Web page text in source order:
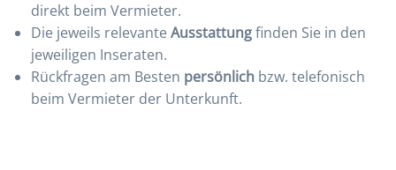
direkt beim Vermieter.
Die jeweils relevante Ausstattungfinden Sie in den
jeweiligen Inseraten.
Rückfragen am Besten persönlich bzw. telefonisch
beim Vermieter der Unterkunft.